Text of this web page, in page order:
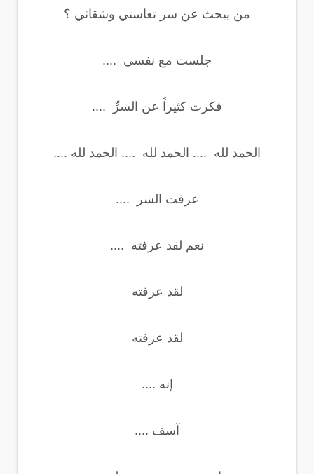
من يبحث عن سر تعاستي وشقائي ؟
جلست مع نفسي ....
فكرت كثيراً عن السرِّ ....
الحمد لله .... الحمد لله .... الحمد لله ....
عرفت السر ....
نعم لقد عرفته ....
لقد عرفته
لقد عرفته
إنه ....
آسف ....